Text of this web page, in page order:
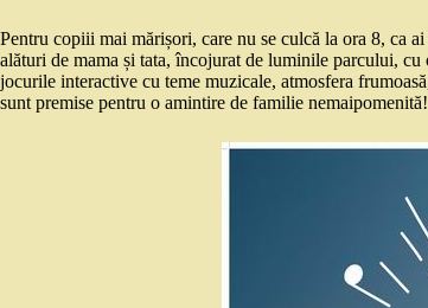
Pentru copiii mai mărișori, care nu se culcă la ora 8, ca
alături de mama și tata, încojurat de luminile parcului,
jocurile interactive cu teme muzicale, atmosfera
sunt premise pentru o amintire de familie nemaipomenită!